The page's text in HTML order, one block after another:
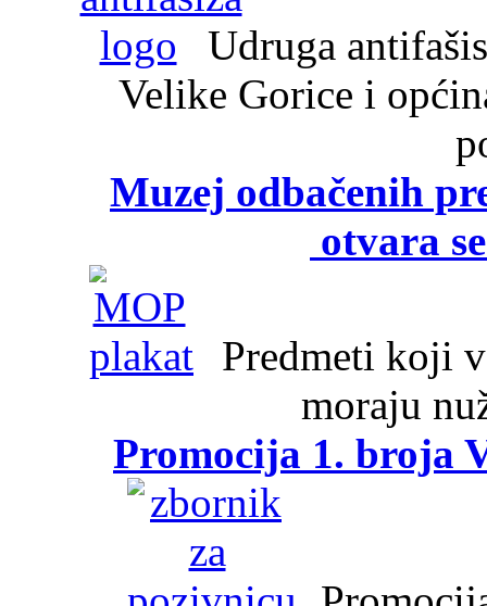
Udruga
Velike Gorice i
Muzej odbačenih
otvara
Predmeti koji
moraju
Promocija 1. broja